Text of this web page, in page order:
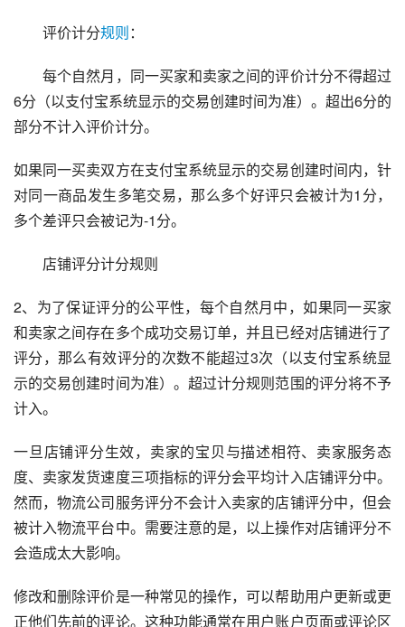
评价计分规则：
每个自然月，同一买家和卖家之间的评价计分不得超过
6分（以支付宝系统显示的交易创建时间为准）。超出6分的
部分不计入评价计分。
如果同一买卖双方在支付宝系统显示的交易创建时间内，针
对同一商品发生多笔交易，那么多个好评只会被计为1分，
多个差评只会被记为-1分。
店铺评分计分规则
2、为了保证评分的公平性，每个自然月中，如果同一买家
和卖家之间存在多个成功交易订单，并且已经对店铺进行了
评分，那么有效评分的次数不能超过3次（以支付宝系统显
示的交易创建时间为准）。超过计分规则范围的评分将不予
计入。
一旦店铺评分生效，卖家的宝贝与描述相符、卖家服务态
度、卖家发货速度三项指标的评分会平均计入店铺评分中。
然而，物流公司服务评分不会计入卖家的店铺评分中，但会
被计入物流平台中。需要注意的是，以上操作对店铺评分不
会造成太大影响。
修改和删除评价是一种常见的操作，可以帮助用户更新或更
正他们先前的评论。这种功能通常在用户账户页面或评论区